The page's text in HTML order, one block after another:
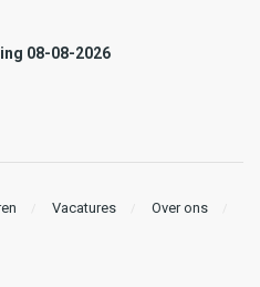
08-08-2026
Vacatures
Over ons